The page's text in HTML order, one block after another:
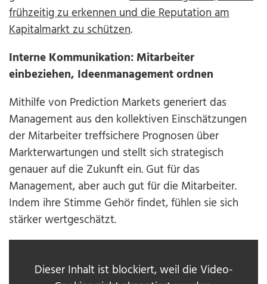
frühzeitig zu erkennen und die Reputation am
Kapitalmarkt zu schützen.
Interne Kommunikation: Mitarbeiter
einbeziehen, Ideenmanagement ordnen
Mithilfe von Prediction Markets generiert das
Management aus den kollektiven Einschätzungen
der Mitarbeiter treffsichere Prognosen über
Markterwartungen und stellt sich strategisch
genauer auf die Zukunft ein. Gut für das
Management, aber auch gut für die Mitarbeiter.
Indem ihre Stimme Gehör findet, fühlen sie sich
stärker wertgeschätzt.
Dieser Inhalt ist blockiert, weil die Video-